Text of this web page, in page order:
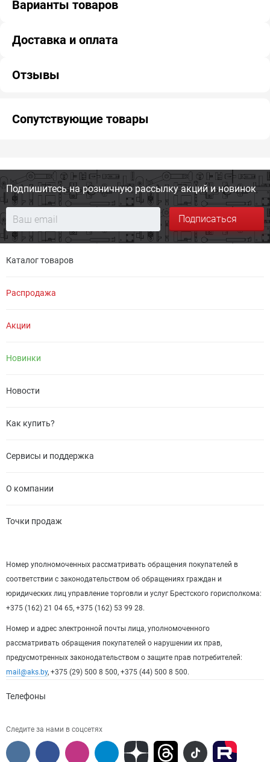
Варианты товаров
Доставка и оплата
Отзывы
Сопутствующие товары
Подпишитесь на розничную рассылку акций и новинок
Подписаться
Каталог товаров
Распродажа
Акции
Новинки
Новости
Как купить?
Сервисы и поддержка
О компании
Точки продаж
Номер уполномоченных рассматривать обращения покупателей в
соответствии с законодательством об обращениях граждан и
юридических лиц управление торговли и услуг Брестского горисполкома:
+375 (162) 21 04 65, +375 (162) 53 99 28.
Номер и адрес электронной почты лица, уполномоченного
рассматривать обращения покупателей о нарушении их прав,
предусмотренных законодательством о защите прав потребителей:
mail@aks.by, +375 (29) 500 8 500, +375 (44) 500 8 500.
Телефоны
Следите за нами в соцсетях